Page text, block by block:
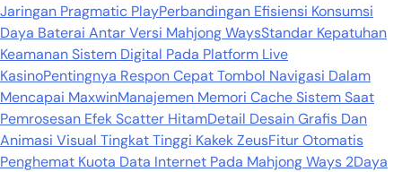
Jaringan Pragmatic PlayPerbandingan Efisiensi Konsumsi
Daya Baterai Antar Versi Mahjong WaysStandar Kepatuhan
Keamanan Sistem Digital Pada Platform Live
KasinoPentingnya Respon Cepat Tombol Navigasi Dalam
Mencapai MaxwinManajemen Memori Cache Sistem Saat
Pemrosesan Efek Scatter HitamDetail Desain Grafis Dan
Animasi Visual Tingkat Tinggi Kakek ZeusFitur Otomatis
Penghemat Kuota Data Internet Pada Mahjong Ways 2Daya